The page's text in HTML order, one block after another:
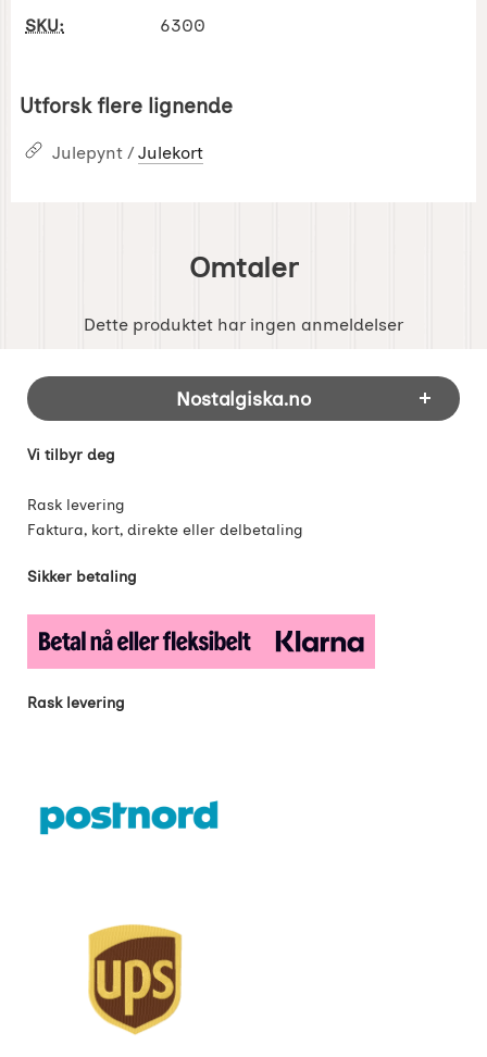
SKU: 6300
Utforsk flere lignende
Julepynt / Julekort
Omtaler
Dette produktet har ingen anmeldelser
Footer-innhold Blandet informasjon og
Nostalgiska.no
Vi tilbyr deg
Rask levering
Faktura, kort, direkte eller delbetaling
Sikker betaling
Rask levering